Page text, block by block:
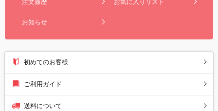
お知らせ
初めてのお客様
ご利用ガイド
送料について